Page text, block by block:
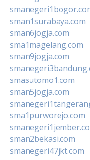
sman1surabaya.com
sman6jogja.com
sma1magelang.com
sman9jogja.com
smasutomo1.com
sman5jogja.com
sma1purworejo.com
sman2bekasi.com
smanegeri47jkt.com